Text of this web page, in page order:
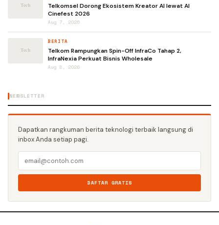
Telkomsel Dorong Ekosistem Kreator AI lewat AI
Cinefest 2026
Aug 7, 2026
BERITA
Telkom Rampungkan Spin-Off InfraCo Tahap 2,
InfraNexia Perkuat Bisnis Wholesale
Aug 8, 2026
NEWSLETTER
Dapatkan rangkuman berita teknologi terbaik langsung di
inbox Anda setiap pagi.
DAFTAR GRATIS